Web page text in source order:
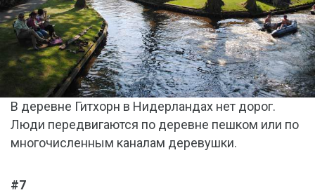
В деревне Гитхорн в Нидерландах нет дорог.
Люди передвигаются по деревне пешком или по
многочисленным каналам деревушки.
#7